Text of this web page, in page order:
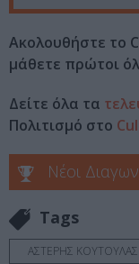
Ακολουθήστε το
μάθετε πρώτοι
Δείτε όλα τα
Πολιτισμό στο
Νέοι
Tags
ΑΣΤΕΡΗΣ ΚΟΥΤΟΥΛΑΣ